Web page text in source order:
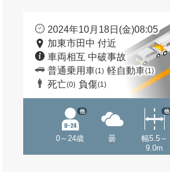
2024年10月18日(金)08:05
加東市田中 付近
車両相互 中破事故
普通乗用車(1) 軽自動車(1)
死亡(0) 負傷(1)
0～24歳
他
曇
幅5.5～
9.0m
他